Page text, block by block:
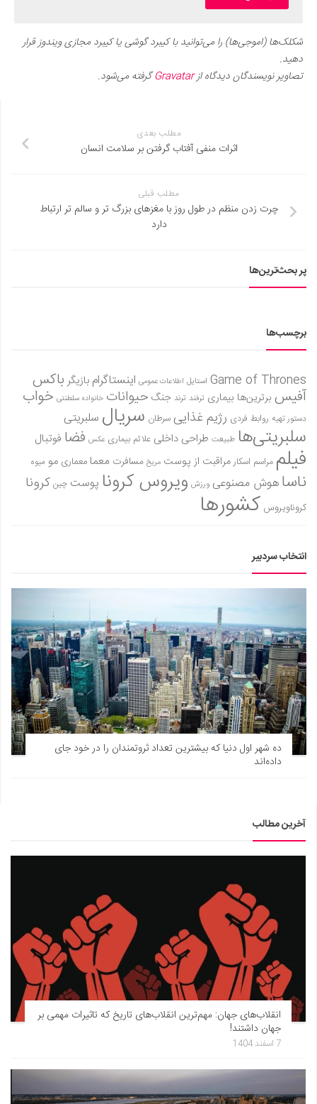
شکلک‌ها (اموجی‌ها) را می‌توانید با کیبرد گوشی یا کیبرد مجازی ویندوز قرار
دهید.
تصاویر نویسندگان دیدگاه ازGravatarگرفته می‌شود.
مطلب بعدی
اثرات منفی آفتاب گرفتن بر سلامت انسان
مطلب قبلی
چرت زدن منظم در طول روز با مغزهای بزرگ تر و سالم تر ارتباط
دارد
پر بحث‌ترین‌ها
برچسب‌ها
Game of Thrones استایل اطلاعات عمومی اینستاگرام بازیگر باکس
آفیس برترین‌ها بیماری ترفند ترند جنگ حیوانات خانواده سلطنتی خواب
دستور تهیه روابط فردی رژیم غذاییسرطان سریال سلبریتی
سلبریتی‌ها طبیعت طراحی داخلی علائم بیماری عکس فضا فوتبال
فیلم مراسم اسکارمراقبت از پوست مریخ مسافرت معمامعماری مو میوه
ناساهوش مصنوعی ورزش ویروس کرونا پوست چین کرونا
کروناویروس کشورها
انتخاب سردبیر
ده شهر اول دنیا که بیشترین تعداد ثروتمندان را در خود جای
داده‌اند
آخرین مطالب
انقلاب‌های جهان: مهم‌ترین انقلاب‌های تاریخ که تاثیرات مهمی بر
جهان داشتند!
7 اسفند 1404